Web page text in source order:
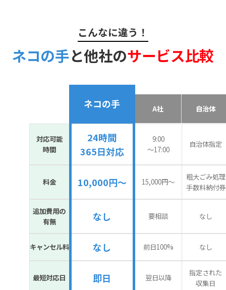
こんなに違う！
ネコの手と他社のサービス比較
ネコの手 A社 自治体
対応可能
時間
24時間
365日対応
9:00
〜17:00
自治体指定
料金 10,000円～ 15,000円〜
粗大ごみ処理
手数料納付券
追加費用の
有無
なし 要相談 なし
キャンセル料 なし 前日100% なし
最短対応日 即日 翌日以降
指定された
収集日